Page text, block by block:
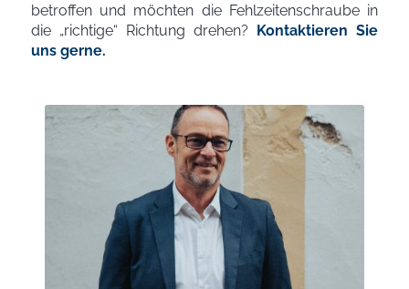
betroffen und möchten die Fehlzeitenschraube in
die „richtige“ Richtung drehen? Kontaktieren Sie
uns gerne.